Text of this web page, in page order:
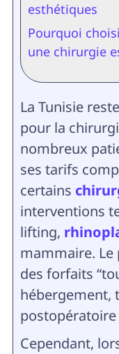
esthétiques
Pourquoi
une chirurgie
La Tunisie
pour la
nombreux
ses tarifs
certains
interventions
lifting,
mammaire. Le
des forfaits
hébergement,
postopératoire
Cependant,